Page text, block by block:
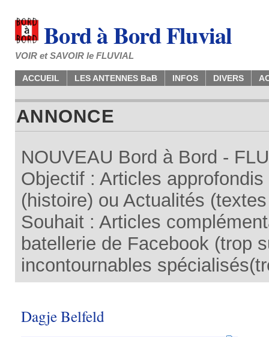
Bord à Bord Fluvial
VOIR et SAVOIR le FLUVIAL
ACCUEIL LES ANTENNES BaB INFOS DIVERS
ANNONCE
NOUVEAU Bord à Bord -
Objectif : Articles
(histoire) ou Actualités
Souhait : Articles
batellerie de Facebook (trop
incontournables
Dagje Belfeld